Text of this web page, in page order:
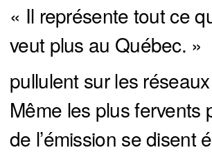
« Il représente tout ce
veut plus au Québec. »
pullulent sur les
Même les plus fervents
de l’émission se disent